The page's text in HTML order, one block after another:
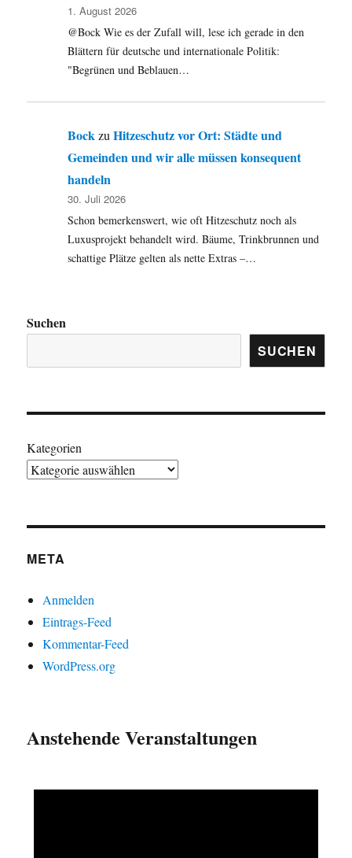
1. August 2026
@Bock Wie es der Zufall will, lese ich gerade in den
Blättern für deutsche und internationale Politik:
"Begrünen und Beblauen…
BockzuHitzeschutz vor Ort: Städte und
Gemeinden und wir alle müssen konsequent
handeln
30. Juli 2026
Schon bemerkenswert, wie oft Hitzeschutz noch als
Luxusprojekt behandelt wird. Bäume, Trinkbrunnen und
schattige Plätze gelten als nette Extras –…
Suchen
SUCHEN
Kategorien
META
Anmelden
Eintrags-Feed
Kommentar-Feed
WordPress.org
Anstehende Veranstaltungen